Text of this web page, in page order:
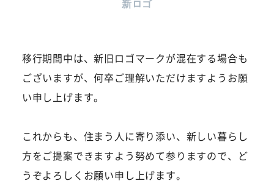
新ロゴ
移行期間中は、新旧ロゴマークが混在する場合も
ございますが、何卒ご理解いただけますようお願
い申し上げます。
これからも、住まう人に寄り添い、新しい暮らし
方をご提案できますよう努めて参りますので、ど
うぞよろしくお願い申し上げます。